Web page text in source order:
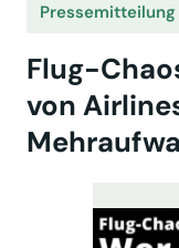
Pressemitteilung
Flug-
von